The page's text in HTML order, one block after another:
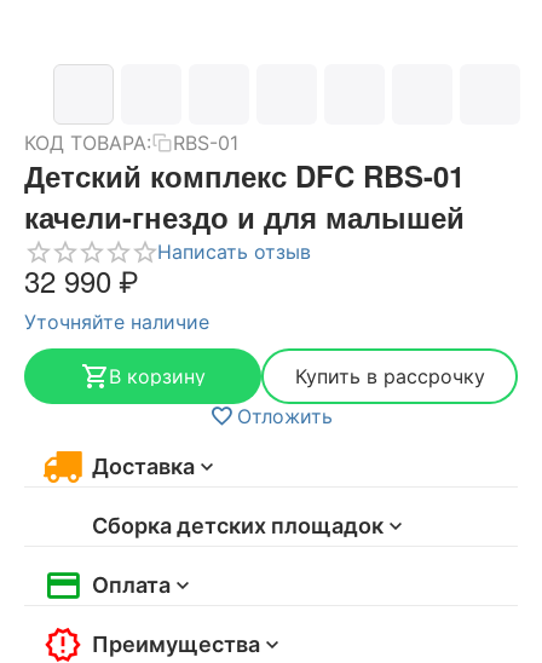
КОД ТОВАРА: RBS-01
Детский комплекс DFC RBS-01
качели-гнездо и для малышей
Написать отзыв
32 990₽
Уточняйте наличие
В корзину
Купить в рассрочку
Отложить
Доставка
Сборка детских площадок
Оплата
Преимущества